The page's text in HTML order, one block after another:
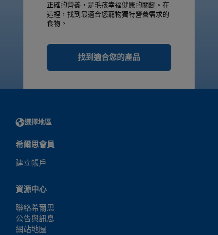
正確的營養，是毛孩幸福健康的關鍵。在
這裡，找到最適合您寵物獨特營養需求的
食物。
找到適合您的產品
選擇地區
希爾思會員
建立帳戶
資源中心
聯絡希爾思
公告與訊息
網站地圖